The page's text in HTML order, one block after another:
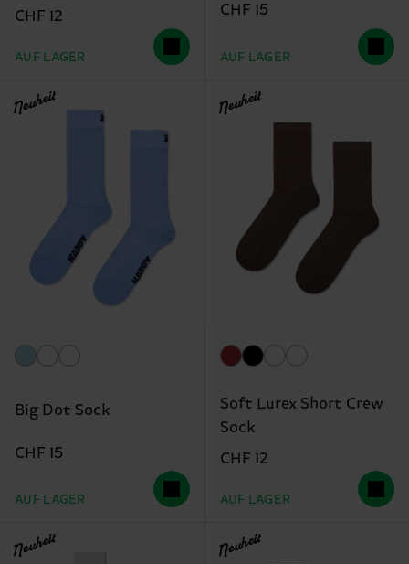
CHF 12
AUF LAGER
CHF 15
AUF LAGER
Neuheit
Big Dot Sock
CHF 15
AUF LAGER
Neuheit
Soft Lurex Short Crew
Sock
CHF 12
AUF LAGER
Neuheit Neuheit